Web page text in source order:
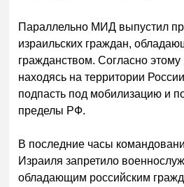
Параллельно МИД выпустил
израильских граждан,
гражданством. Согласно
находясь на территории
подпасть под мобилизацию и
пределы РФ.
В последние часы
Израиля запретило
обладающим российским